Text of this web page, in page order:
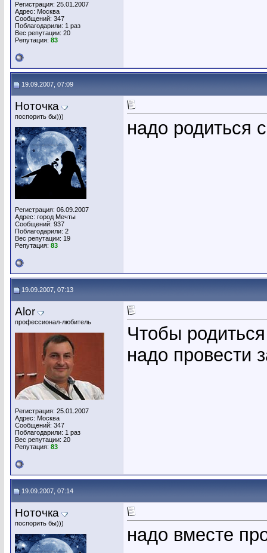
Регистрация: 25.01.2007
Адрес: Москва
Сообщений: 347
Поблагодарили: 1 раз
Вес репутации: 20
Репутация: 83
19.09.2007, 07:09
Ноточка
поспорить бы)))
Регистрация: 06.09.2007
Адрес: город Мечты
Сообщений: 937
Поблагодарили: 2
Вес репутации: 19
Репутация: 83
надо родиться
19.09.2007, 07:13
Alor
профессионал-любитель
Регистрация: 25.01.2007
Адрес: Москва
Сообщений: 347
Поблагодарили: 1 раз
Вес репутации: 20
Репутация: 83
Чтобы
надо провести
19.09.2007, 07:14
Ноточка
поспорить бы)))
надо вместе